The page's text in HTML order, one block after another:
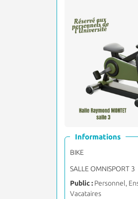
Informations
BIKE
SALLE OMNISPORT 3
Public : Personnel,
Vacataires